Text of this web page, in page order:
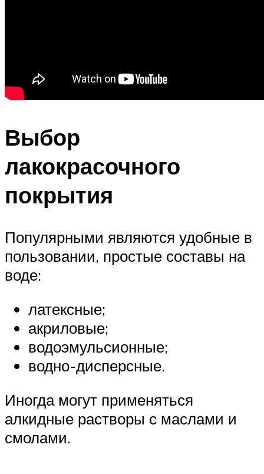
Выбор
лакокрасочного
покрытия
Популярными являются удобные в
пользовании, простые составы на
воде:
латексные;
акриловые;
водоэмульсионные;
водно-дисперсные.
Иногда могут применяться
алкидные растворы с маслами и
смолами.